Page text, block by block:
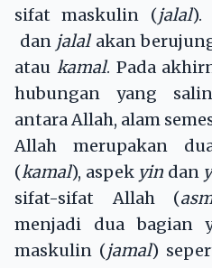
sifat maskulin (jalal).
dan jalal akan
atau kamal. Pada
hubungan yang
antara Allah, alam
Allah merupakan
(kamal), aspekyin dan
sifat-sifat Allah (
menjadi dua bagian
maskulin (jamal)